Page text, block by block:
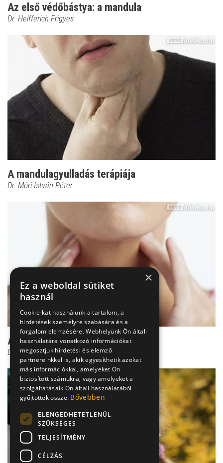
Az első védőbástya: a mandula
Dr. Helfferich Frigyes
A mandulagyulladás terápiája
Dr. Móri István Péter
A mandulagyulladás
Dr. Móri István Péter
×
Ez a weboldal sütiket
használ
Cookie-kat használunk a tartalom, a
hirdetések személyre szabására és a
forgalom elemzésére. Webhelyünk Ön általi
használatára vonatkozó információkat
megosztjuk hirdetési és elemző
partnereinkkel is, akik egyesíthetik azokat
más információkkal, amelyeket Ön
biztosított számukra, vagy amelyeket a
szolgáltatásaik Ön általi használatából
gyűjtöttek össze. Bővebben
ELENGEDHETETLENÜL
SZÜKSÉGES
TELJESÍTMÉNY
CÉLZÁS